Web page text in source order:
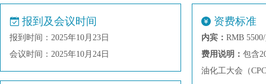
报到及会议时间
报到时间：2025年10月23日
会议时间：2025年10月24日
资费标准
内宾： RMB
费用说明： 包含
油化工大会（